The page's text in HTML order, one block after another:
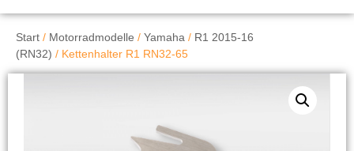
Start / Motorradmodelle / Yamaha / R1 2015-16
(RN32) / Kettenhalter R1 RN32-65